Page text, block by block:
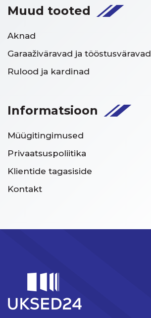
Muud tooted
Aknad
Garaaživäravad ja tööstusväravad
Rulood ja kardinad
Informatsioon
Müügitingimused
Privaatsuspoliitika
Klientide tagasiside
Kontakt